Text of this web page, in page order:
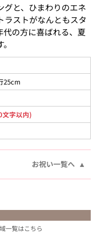
グと、ひまわりのエネ
ラストがなんともスタ
の方に喜ばれる、夏
25cm
字以内)
お祝い一覧へ
一覧はこちら